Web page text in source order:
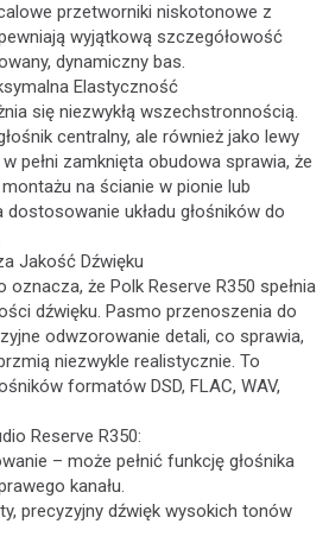
przetworniki niskotonowe z
wyjątkową szczegółowość
dynamiczny bas.
Elastyczność
się niezwykłą wszechstronnością.
centralny, ale również jako lewy
w pełni zamknięta obudowa sprawia, że
na ścianie w pionie lub
układu głośników do
Jakość Dźwięku
oznacza, że Polk Reserve R350 spełnia
dźwięku. Pasmo przenoszenia do
odwzorowanie detali, co sprawia,
niezwykle realistycznie. To
formatów DSD, FLAC, WAV,
Reserve R350:
– może pełnić funkcję głośnika
kanału.
precyzyjny dźwięk wysokich tonów